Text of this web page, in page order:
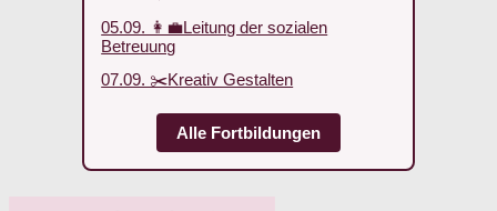
05.09. 👩‍💼Leitung der sozialen
Betreuung
07.09. ✂️Kreativ Gestalten
Alle Fortbildungen